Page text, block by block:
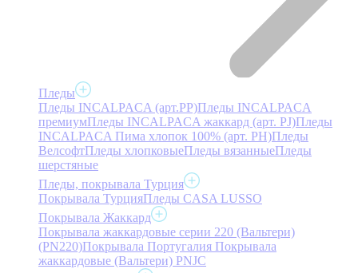
Пледы
Пледы INCALPACA (арт.PP)Пледы INCALPACA
премиумПледы INCALPACA жаккард (арт. PJ)Пледы
INCALPACA Пима хлопок 100% (арт. PH)Пледы
ВелсофтПледы хлопковыеПледы вязанныеПледы
шерстяные
Пледы, покрывала Турция
Покрывала ТурцияПледы CASA LUSSO
Покрывала Жаккард
Покрывала жаккардовые серии 220 (Вальтери)
(PN220)Покрывала Португалия Покрывала
жаккардовые (Вальтери) PNJC